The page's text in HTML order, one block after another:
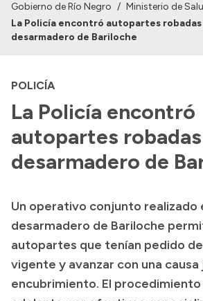
Institucional
Autoridades
Consejos locales
Transparencia
Boletín Oficial
Compras y licitaciones
Consulta de expedientes
Consulta de pago a proveedores
Gobierno de Río Negro / Ministerio de
La Policía encontró autopartes robadas
desarmadero de Bariloche
POLICÍA
La Policía encontró
autopartes
desarmadero de
Un operativo conjunto realizado
desarmadero de Bariloche
autopartes que tenían pedido
vigente y avanzar con una causa
encubrimiento. El